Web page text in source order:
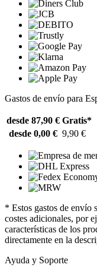
Gastos de envío para
desde 87,90 € Gratis*
desde 0,00 € 9,90 €
* Estos gastos de envío
costes adicionales, por
características de los
directamente en la
Ayuda y Soporte